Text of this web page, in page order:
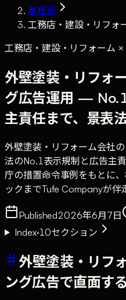
業種別
工務店・建設・リフォ
工務店・建設・リフォーム
外壁塗装・リフォ
グ広告運用 —
主責任まで、景表
外壁塗装・リフォーム会社
法のNo.1表示規制と広告主
庁の措置命令事例をもとに
ックまでTufe Companyが伴
Published2026年6月7日
Index·10セクション
外壁塗装・リフ
ング広告で直面す